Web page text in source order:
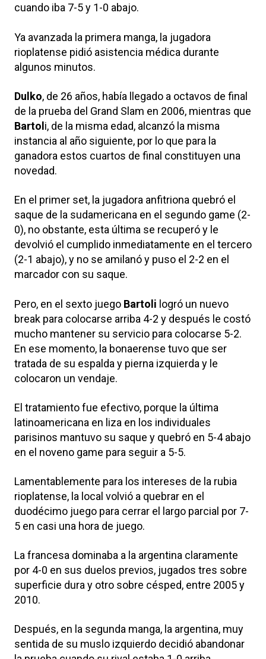
cuando iba 7-5 y 1-0 abajo.
Ya avanzada la primera manga, la jugadora
rioplatense pidió asistencia médica durante
algunos minutos.
Dulko, de 26 años, había llegado a octavos de final
de la prueba del Grand Slam en 2006, mientras que
Bartol i, de la misma edad, alcanzó la misma
instancia al año siguiente, por lo que para la
ganadora estos cuartos de final constituyen una
novedad.
En el primer set, la jugadora anfitriona quebró el
saque de la sudamericana en el segundo game (2-
0), no obstante, esta última se recuperó y le
devolvió el cumplido inmediatamente en el tercero
(2-1 abajo), y no se amilanó y puso el 2-2 en el
marcador con su saque.
Pero, en el sexto juego Bartoli logró un nuevo
break para colocarse arriba 4-2 y después le costó
mucho mantener su servicio para colocarse 5-2.
En ese momento, la bonaerense tuvo que ser
tratada de su espalda y pierna izquierda y le
colocaron un vendaje.
El tratamiento fue efectivo, porque la última
latinoamericana en liza en los individuales
parisinos mantuvo su saque y quebró en 5-4 abajo
en el noveno game para seguir a 5-5.
Lamentablemente para los intereses de la rubia
rioplatense, la local volvió a quebrar en el
duodécimo juego para cerrar el largo parcial por 7-
5 en casi una hora de juego.
La francesa dominaba a la argentina claramente
por 4-0 en sus duelos previos, jugados tres sobre
superficie dura y otro sobre césped, entre 2005 y
2010.
Después, en la segunda manga, la argentina, muy
sentida de su muslo izquierdo decidió abandonar